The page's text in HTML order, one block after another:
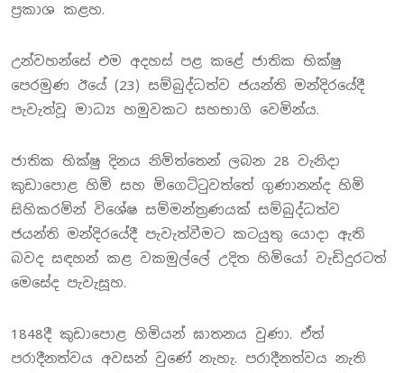
ප්‍රකාශ කළහ.
උන්වහන්සේ එම අදහස් පළ කළේ ජාතික භික්ෂු
පෙරමුණ ඊයේ (23) සම්බුද්ධත්ව ජයන්ති මන්දිරයේදී
පැවැත්වූ මාධ්‍ය හමුවකට සහභාගි වෙමින්ය.
ජාතික භික්ෂු දිනය නිමිත්තෙන් ලබන 28 වැනිදා
කුඩාපොළ හිමි සහ මිගෙට්ටුවත්තේ ගුණානන්ද හිමි
සිහිකරමින් විශේෂ සම්මන්ත්‍රණයක් සම්බුද්ධත්ව
ජයන්ති මන්දිරයේදී පැවැත්වීමට කටයුතු යොදා ඇති
බවද සඳහන් කළ වකමුල්ලේ උදිත හිමියෝ වැඩිදුරටත්
මෙසේද පැවැසූහ.
1848දී කුඩාපොළ හිමියන් ඝාතනය වුණා. ඒත්
පරාදීනත්වය අවසන් වුණේ නැහැ. පරාදීනත්වය නැති